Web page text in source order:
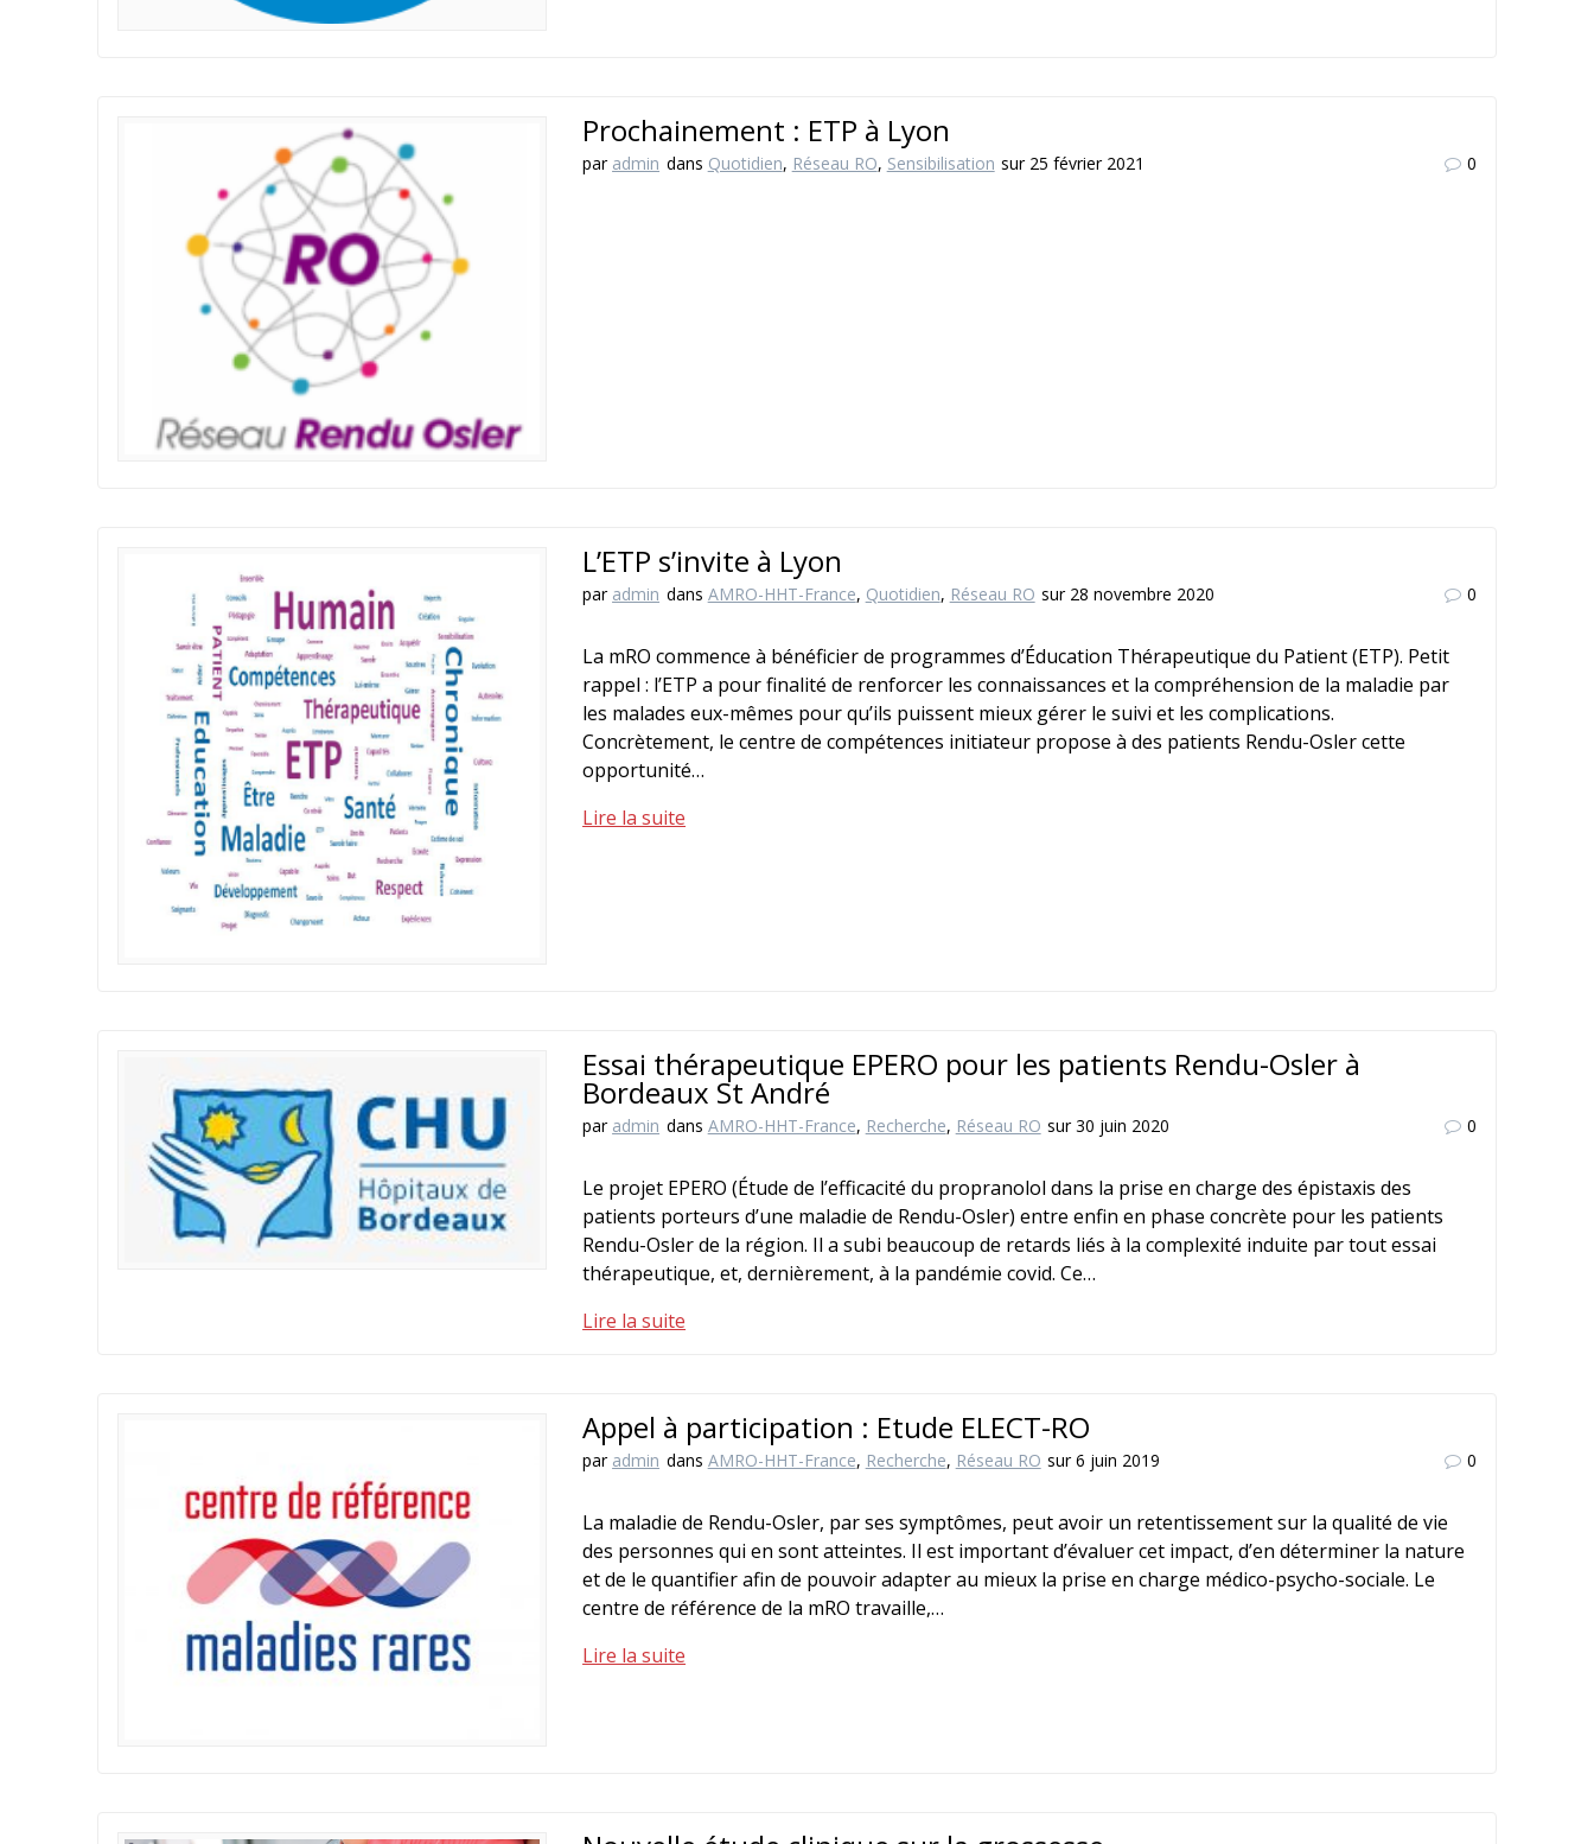
Prochainement : ETP à Lyon
par admin dans Quotidien, Réseau RO, Sensibilisation sur 25 février 2021 0
L’ETP s’invite à Lyon
par admin dans AMRO-HHT-France, Quotidien, Réseau RO sur 28 novembre 2020 0
La mRO commence à bénéficier de programmes d’Éducation Thérapeutique du Patient (ETP). Petit
rappel : l’ETP a pour finalité de renforcer les connaissances et la compréhension de la maladie par
les malades eux-mêmes pour qu’ils puissent mieux gérer le suivi et les complications.
Concrètement, le centre de compétences initiateur propose à des patients Rendu-Osler cette
opportunité…
Lire la suite
Essai thérapeutique EPERO pour les patients Rendu-Osler à
Bordeaux St André
par admin dans AMRO-HHT-France, Recherche, Réseau RO sur 30 juin 2020 0
Le projet EPERO (Étude de l’efficacité du propranolol dans la prise en charge des épistaxis des
patients porteurs d’une maladie de Rendu-Osler) entre enfin en phase concrète pour les patients
Rendu-Osler de la région. Il a subi beaucoup de retards liés à la complexité induite par tout essai
thérapeutique, et, dernièrement, à la pandémie covid. Ce…
Lire la suite
Appel à participation : Etude ELECT-RO
par admin dans AMRO-HHT-France, Recherche, Réseau RO sur 6 juin 2019 0
La maladie de Rendu-Osler, par ses symptômes, peut avoir un retentissement sur la qualité de vie
des personnes qui en sont atteintes. Il est important d’évaluer cet impact, d’en déterminer la nature
et de le quantifier afin de pouvoir adapter au mieux la prise en charge médico-psycho-sociale. Le
centre de référence de la mRO travaille,…
Lire la suite